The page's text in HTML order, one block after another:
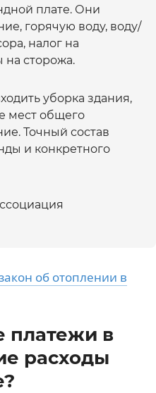
плате. Они
горячую воду, воду/
налог на
на сторожа.
уборка здания,
мест общего
Точный состав
и конкретного
об отоплении в
платежи в
расходы